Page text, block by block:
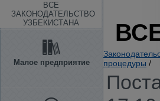
ВСЕ
ЗАКОНОДАТЕЛЬСТВО
УЗБЕКИСТАНА
Малое предприятие
процедуры /